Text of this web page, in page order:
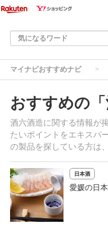
マイナビおすすめナビ
おすすめの
酒六酒造に関する情報が
たいポイントをエキスパ
の製品を探している方は
日本酒
愛媛の日